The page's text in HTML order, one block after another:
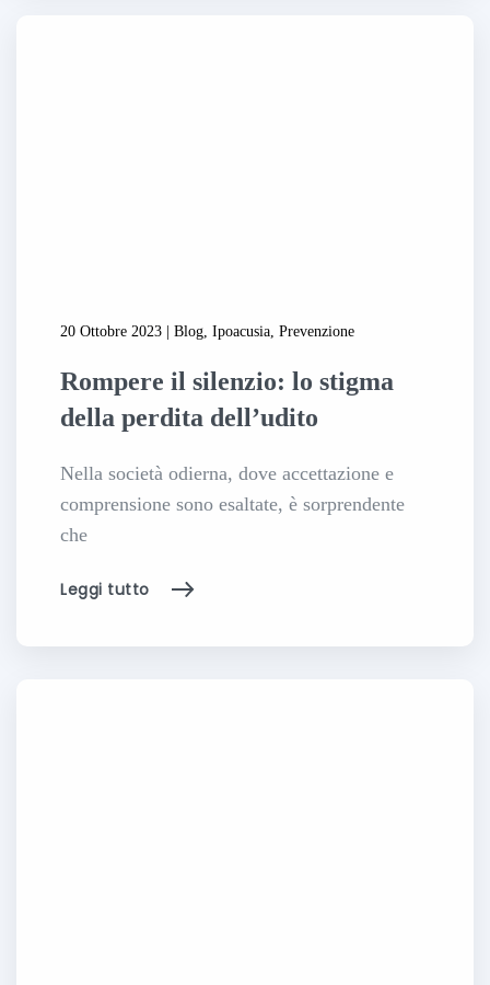
20 Ottobre 2023 | Blog, Ipoacusia, Prevenzione
Rompere il silenzio: lo stigma
della perdita dell’udito
Nella società odierna, dove accettazione e
comprensione sono esaltate, è sorprendente
che
Leggi tutto